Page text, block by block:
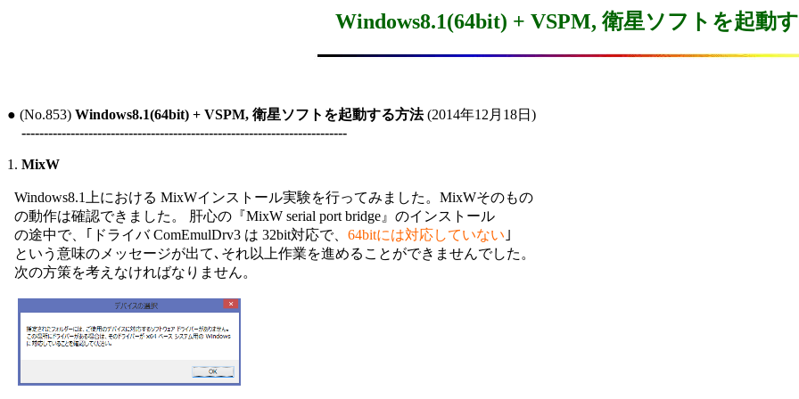
Windows8.1(64bit) + VSPM, 衛星ソフトを起動
● (No.853) Windows8.1(64bit) + VSPM, 衛星ソフトを起動する方法 (2014年12月18日)
-------------------------------------------------------------------------
1. MixW
  Windows8.1上における MixWインストール実験を行ってみました。MixWそのもの
  の動作は確認できました。 肝心の『MixW serial port bridge』のインストール
  の途中で、｢ドライバ ComEmulDrv3 は 32bit対応で、
64bitには対応していない ｣
  という意味のメッセージが出て､それ以上作業を進めることができませんでした。
  次の方策を考えなければなりません。